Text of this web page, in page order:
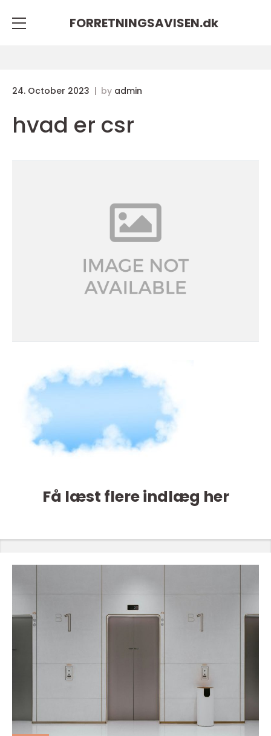
FORRETNINGSAVISEN.dk
24. October 2023 by admin
hvad er csr
Få læst flere indlæg her